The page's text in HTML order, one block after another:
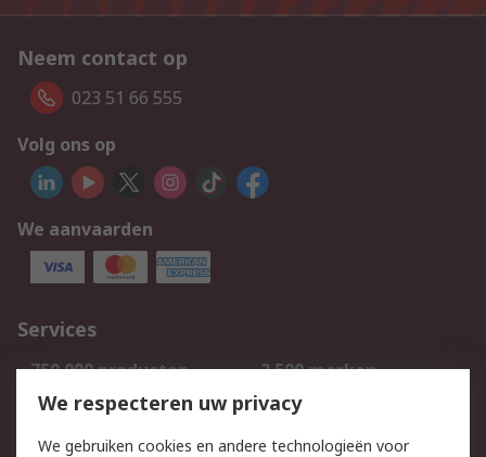
Neem contact op
023 51 66 555
Volg ons op
We aanvaarden
Services
750.000 producten
2.500 merken
Bestellen
Inkoopoplossingen
We respecteren uw privacy
We gebruiken cookies en andere technologieën voor